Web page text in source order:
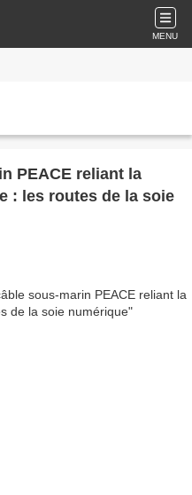
MENU
PEACE reliant la
: les routes de la soie